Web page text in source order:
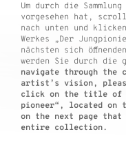
Um durch die
vorgesehen hat,
nach unten und
Werkes „Der
nächsten sich
werden Sie durch die
navigate through the
artist’s vision,
click on the title of
pioneer“, located on
on the next page that
entire collection.